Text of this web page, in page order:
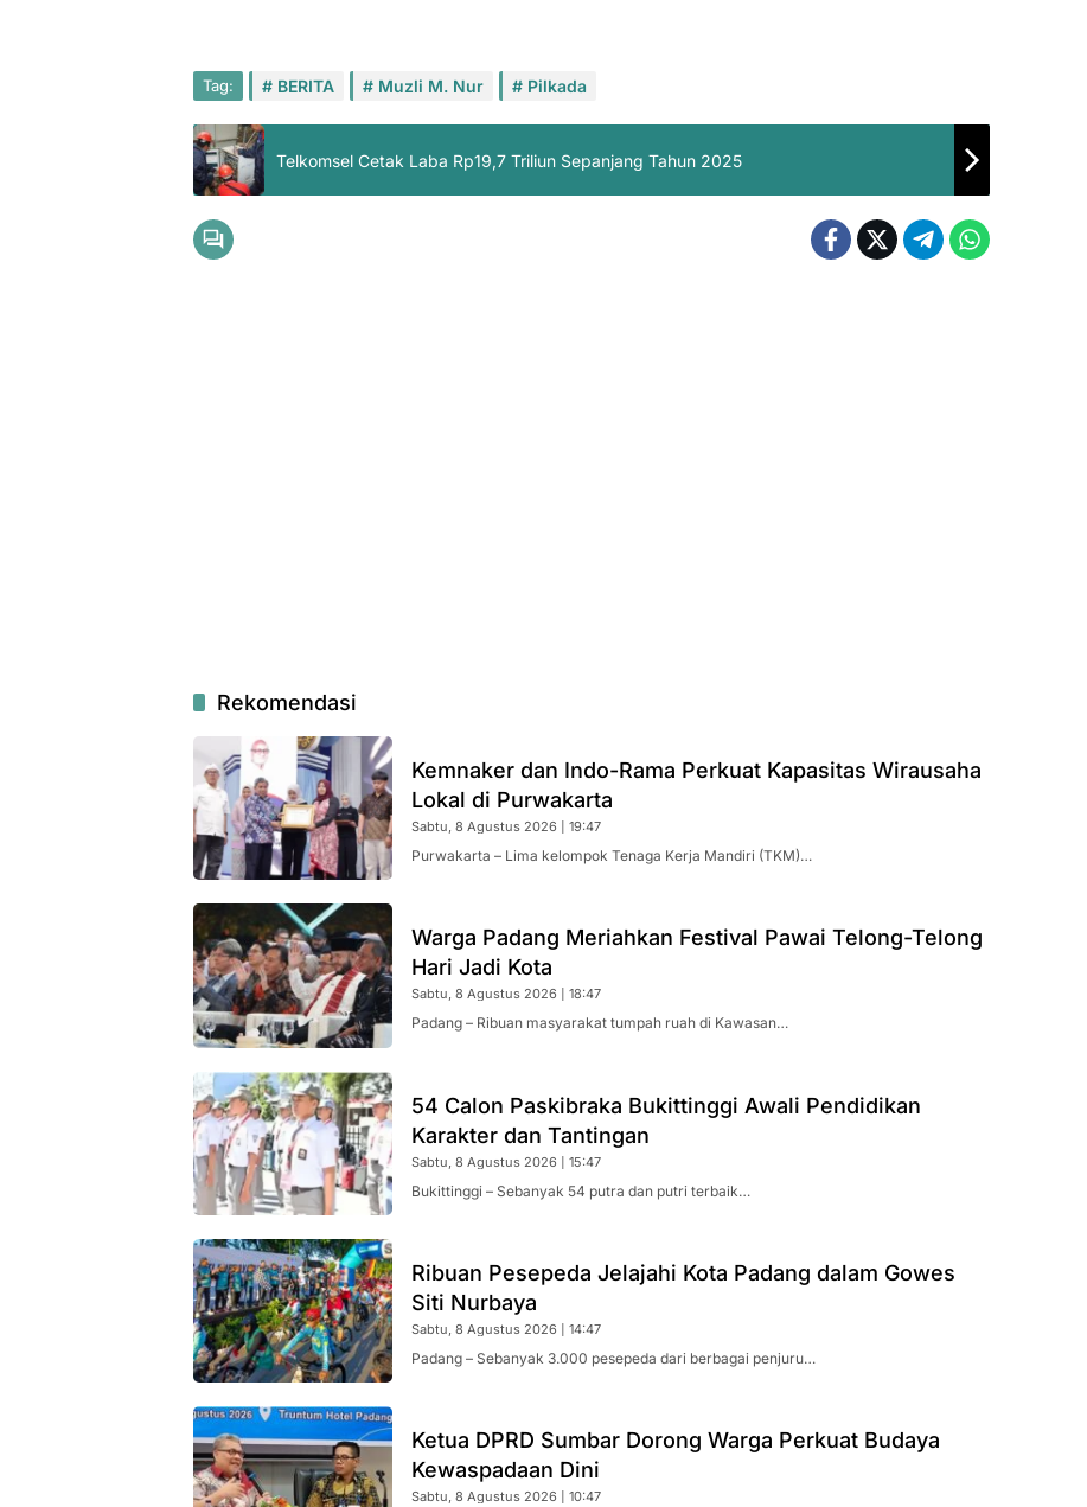
Tag: BERITA Muzli M. Nur Pilkada
Telkomsel Cetak Laba Rp19,7 Triliun Sepanjang Tahun 2025
Rekomendasi
Kemnaker dan Indo-Rama Perkuat Kapasitas Wirausaha
Lokal di Purwakarta
Sabtu, 8 Agustus 2026 | 19:47
Purwakarta – Lima kelompok Tenaga Kerja Mandiri (TKM)…
Warga Padang Meriahkan Festival Pawai Telong-Telong
Hari Jadi Kota
Sabtu, 8 Agustus 2026 | 18:47
Padang – Ribuan masyarakat tumpah ruah di Kawasan…
54 Calon Paskibraka Bukittinggi Awali Pendidikan
Karakter dan Tantingan
Sabtu, 8 Agustus 2026 | 15:47
Bukittinggi – Sebanyak 54 putra dan putri terbaik…
Ribuan Pesepeda Jelajahi Kota Padang dalam Gowes
Siti Nurbaya
Sabtu, 8 Agustus 2026 | 14:47
Padang – Sebanyak 3.000 pesepeda dari berbagai penjuru…
Ketua DPRD Sumbar Dorong Warga Perkuat Budaya
Kewaspadaan Dini
Sabtu, 8 Agustus 2026 | 10:47